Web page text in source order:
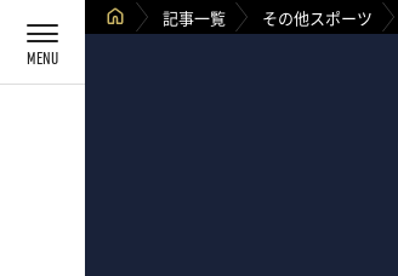
記事一覧 その他スポーツ